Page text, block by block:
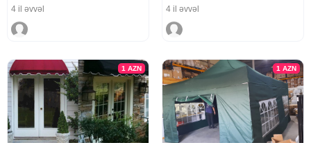
4 il əvvəl 4 il əvvəl
1AZN 1 AZN